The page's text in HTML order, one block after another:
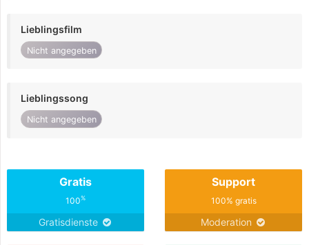
Lieblingsfilm
Nicht angegeben
Lieblingssong
Nicht angegeben
Gratis
100%
Gratisdienste
Support
100% gratis
Moderation